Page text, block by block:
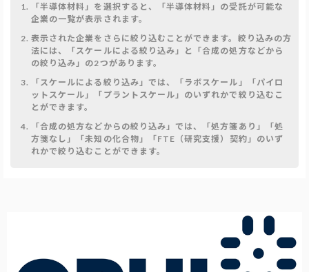
「半導体材料」を選択すると、「半導体材料」の受託が可能な
企業の一覧が表示されます。
表示された企業をさらに絞り込むことができます。絞り込みの方
法には、「スケールによる絞り込み」と「合成の処方などから
の絞り込み」の2つがあります。
「スケールによる絞り込み」では、「ラボスケール」「パイロ
ットスケール」「プラントスケール」のいずれかで絞り込むこ
とができます。
「合成の処方などからの絞り込み」では、「処方箋あり」「処
方箋なし」「未知の化合物」「FTE（研究支援）契約」のいず
れかで絞り込むことができます。